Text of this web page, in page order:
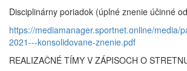
Disciplinárny poriadok (úplné znenie účinné
https://mediamanager.sportnet.online/media/
2021---konsolidovane-znenie.pdf
REALIZAČNÉ TÍMY V ZÁPISOCH O